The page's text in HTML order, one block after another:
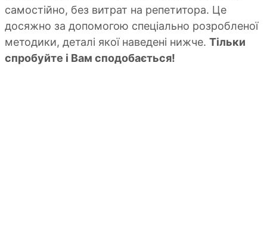
самостійно, без витрат на репетитора. Це
досяжно за допомогою спеціально розробленої
методики, деталі якої наведені нижче. Тільки
спробуйте і Вам сподобається!